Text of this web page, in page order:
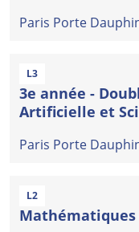
Paris Porte
L3
3e année -
Artificielle et
Paris Porte
L2
Mathématiques